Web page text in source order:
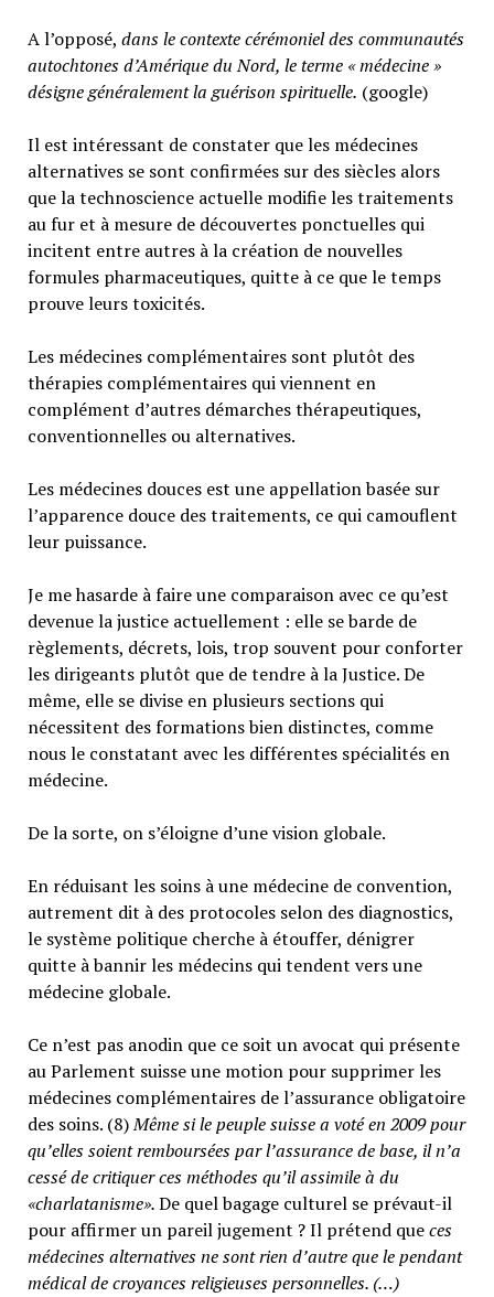
A l’opposé, dans le contexte cérémoniel des communautés
autochtones d’Amérique du Nord, le terme « médecine »
désigne généralementla guérison spirituelle. (google)
Il est intéressant de constater que les médecines
alternatives se sont confirmées sur des siècles alors
que la technoscience actuelle modifie les traitements
au fur et à mesure de découvertes ponctuelles qui
incitent entre autres à la création de nouvelles
formules pharmaceutiques, quitte à ce que le temps
prouve leurs toxicités.
Les médecines complémentaires sont plutôt des
thérapies complémentaires qui viennent en
complément d’autres démarches thérapeutiques,
conventionnelles ou alternatives.
Les médecines douces est une appellation basée sur
l’apparence douce des traitements, ce qui camouflent
leur puissance.
Je me hasarde à faire une comparaison avec ce qu’est
devenue la justice actuellement : elle se barde de
règlements, décrets, lois, trop souvent pour conforter
les dirigeants plutôt que de tendre à la Justice. De
même, elle se divise en plusieurs sections qui
nécessitent des formations bien distinctes, comme
nous le constatant avec les différentes spécialités en
médecine.
De la sorte, on s’éloigne d’une vision globale.
En réduisant les soins à une médecine de convention,
autrement dit à des protocoles selon des diagnostics,
le système politique cherche à étouffer, dénigrer
quitte à bannir les médecins qui tendent vers une
médecine globale.
Ce n’est pas anodin que ce soit un avocat qui présente
au Parlement suisse une motion pour supprimer les
médecines complémentaires de l’assurance obligatoire
des soins. (8)Même si le peuple suisse a voté en 2009 pour
qu’elles soient remboursées par l’assurance de base, il n’a
cessé de critiquer ces méthodes qu’il assimile à du
«charlatanisme».De quel bagage culturel se prévaut-il
pour affirmer un pareil jugement ? Il prétend queces
médecines alternatives ne sont rien d’autre que le pendant
médical de croyances religieuses personnelles. (…)